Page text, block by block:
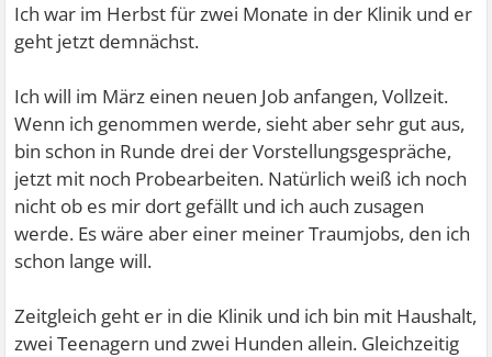
Ich war im Herbst für zwei Monate in der Klinik und er
geht jetzt demnächst.
Ich will im März einen neuen Job anfangen, Vollzeit.
Wenn ich genommen werde, sieht aber sehr gut aus,
bin schon in Runde drei der Vorstellungsgespräche,
jetzt mit noch Probearbeiten. Natürlich weiß ich noch
nicht ob es mir dort gefällt und ich auch zusagen
werde. Es wäre aber einer meiner Traumjobs, den ich
schon lange will.
Zeitgleich geht er in die Klinik und ich bin mit Haushalt,
zwei Teenagern und zwei Hunden allein. Gleichzeitig